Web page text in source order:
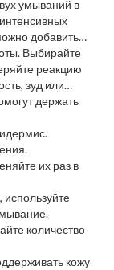
умываний в
добавить
пот и соль.
Выбирайте
реакцию
зуд или
или смените
держать
их раз в
используйте
количество
кожу